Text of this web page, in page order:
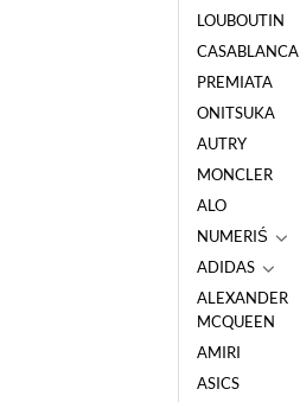
LOUBOUTIN
CASABLANCA
PREMIATA
ONITSUKA
AUTRY
MONCLER
ALO
NUMERIŚ
ADIDAS
ALEXANDER
MCQUEEN
AMIRI
ASICS